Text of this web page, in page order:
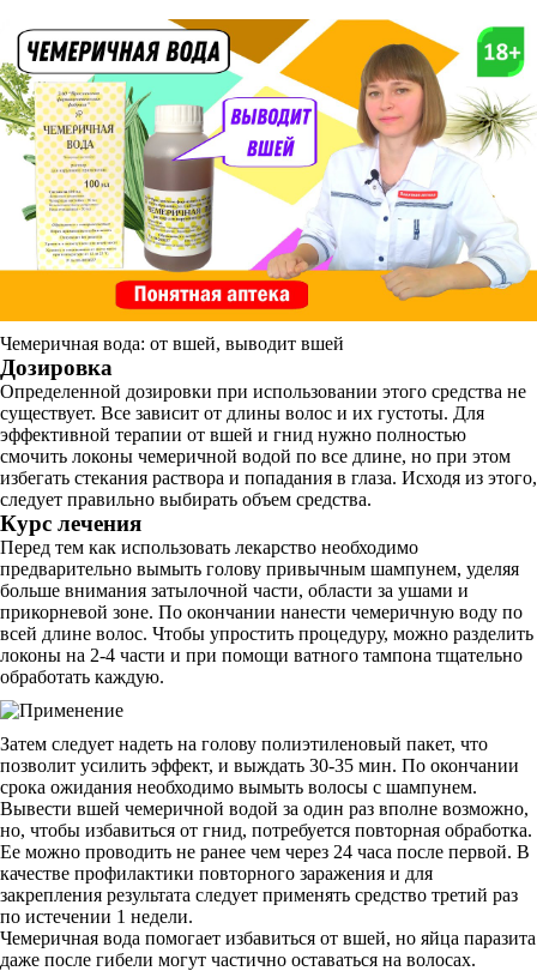
Чемеричная вода: от вшей, выводит вшей
Дозировка
Определенной дозировки при использовании этого средства не
существует. Все зависит от длины волос и их густоты. Для
эффективной терапии от вшей и гнид нужно полностью
смочить локоны чемеричной водой по все длине, но при этом
избегать стекания раствора и попадания в глаза. Исходя из этого,
следует правильно выбирать объем средства.
Курс лечения
Перед тем как использовать лекарство необходимо
предварительно вымыть голову привычным шампунем, уделяя
больше внимания затылочной части, области за ушами и
прикорневой зоне. По окончании нанести чемеричную воду по
всей длине волос. Чтобы упростить процедуру, можно разделить
локоны на 2-4 части и при помощи ватного тампона тщательно
обработать каждую.
Затем следует надеть на голову полиэтиленовый пакет, что
позволит усилить эффект, и выждать 30-35 мин. По окончании
срока ожидания необходимо вымыть волосы с шампунем.
Вывести вшей чемеричной водой за один раз вполне возможно,
но, чтобы избавиться от гнид, потребуется повторная обработка.
Ее можно проводить не ранее чем через 24 часа после первой. В
качестве профилактики повторного заражения и для
закрепления результата следует применять средство третий раз
по истечении 1 недели.
Чемеричная вода помогает избавиться от вшей, но яйца паразита
даже после гибели могут частично оставаться на волосах.